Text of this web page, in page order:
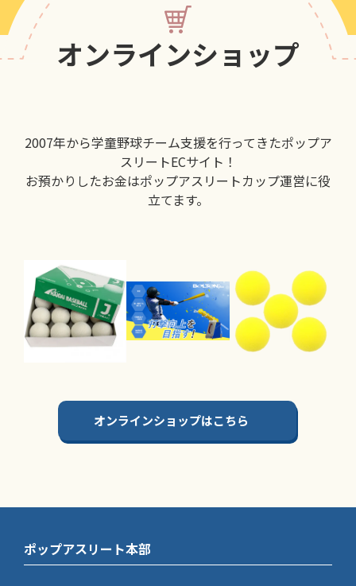
オンラインショップ
2007年から学童野球チーム支援を行ってきたポップア
スリートECサイト！
お預かりしたお金はポップアスリートカップ運営に役
立てます。
オンラインショップはこちら
ポップアスリート本部